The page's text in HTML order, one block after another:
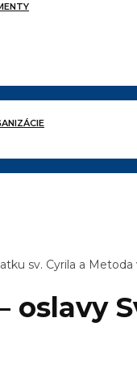
sv. Cyrila a
oslavy